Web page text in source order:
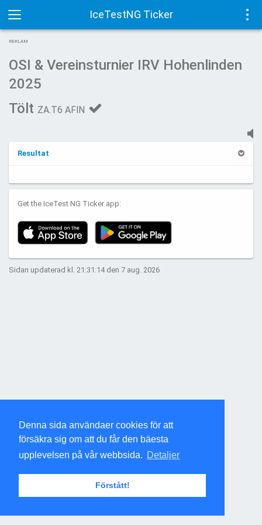
Denna sida användaer cookies för att
försäkra sig om att du får den bäesta
upplevelsen på vår webbsida. Detaljer
Förstått!
IceTestNG Ticker
Toggle
navigation
REKLAM
OSI & Vereinsturnier IRV Hohenlinden
2025
Tölt ZA.T6 AFIN
Resultat
Get the IceTest NG Ticker app:
Sidan updaterad kl. 21:31:14 den 7 aug. 2026